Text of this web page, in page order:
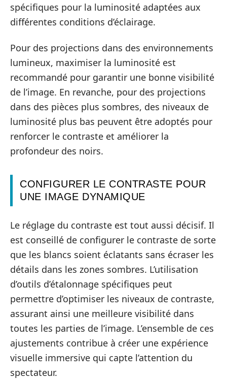
spécifiques pour la luminosité adaptées aux
différentes conditions d’éclairage.
Pour des projections dans des environnements
lumineux, maximiser la luminosité est
recommandé pour garantir une bonne visibilité
de l’image. En revanche, pour des projections
dans des pièces plus sombres, des niveaux de
luminosité plus bas peuvent être adoptés pour
renforcer le contraste et améliorer la
profondeur des noirs.
CONFIGURER LE CONTRASTE POUR
UNE IMAGE DYNAMIQUE
Le réglage du contraste est tout aussi décisif. Il
est conseillé de configurer le contraste de sorte
que les blancs soient éclatants sans écraser les
détails dans les zones sombres. L’utilisation
d’outils d’étalonnage spécifiques peut
permettre d’optimiser les niveaux de contraste,
assurant ainsi une meilleure visibilité dans
toutes les parties de l’image. L’ensemble de ces
ajustements contribue à créer une expérience
visuelle immersive qui capte l’attention du
spectateur.